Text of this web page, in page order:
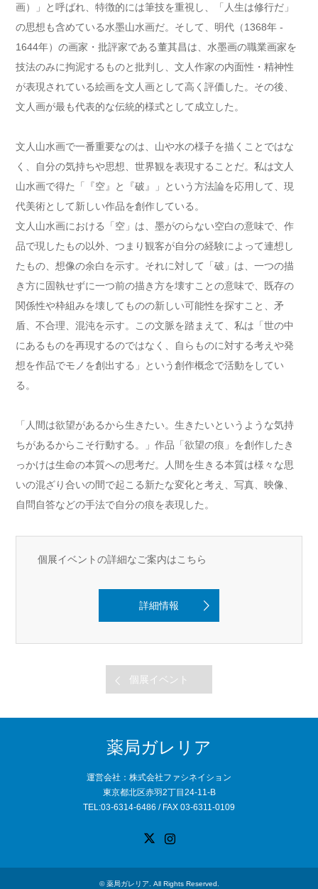
画）」と呼ばれ、特徴的には筆技を重視し、「人生は修行だ」
の思想も含めている水墨山水画だ。そして、明代（1368年 -
1644年）の画家・批評家である董其昌は、水墨画の職業画家を
技法のみに拘泥するものと批判し、文人作家の内面性・精神性
が表現されている絵画を文人画として高く評価した。その後、
文人画が最も代表的な伝統的様式として成立した。
文人山水画で一番重要なのは、山や水の様子を描くことではな
く、自分の気持ちや思想、世界観を表現することだ。私は文人
山水画で得た「『空』と『破』」という方法論を応用して、現
代美術として新しい作品を創作している。
文人山水画における「空」は、墨がのらない空白の意味で、作
品で現したもの以外、つまり観客が自分の経験によって連想し
たもの、想像の余白を示す。それに対して「破」は、一つの描
き方に固執せずに一つ前の描き方を壊すことの意味で、既存の
関係性や枠組みを壊してものの新しい可能性を探すこと、矛
盾、不合理、混沌を示す。この文脈を踏まえて、私は「世の中
にあるものを再現するのではなく、自らものに対する考えや発
想を作品でモノを創出する」という創作概念で活動をしてい
る。
「人間は欲望があるから生きたい。生きたいというような気持
ちがあるからこそ行動する。」作品「欲望の痕」を創作したき
っかけは生命の本質への思考だ。人間を生きる本質は様々な思
いの混ざり合いの間で起こる新たな変化と考え、写真、映像、
自問自答などの手法で自分の痕を表現した。
個展イベントの詳細なご案内はこちら
詳細情報
個展イベント
薬局ガレリア
運営会社：株式会社ファシネイション
東京都北区赤羽2丁目24-11-B
TEL:03-6314-6486 / FAX 03-6311-0109
©薬局ガレリア . All Rights Reserved.